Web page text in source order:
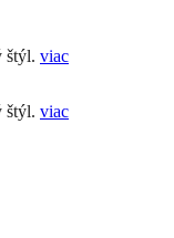
štýl. viac
štýl. viac